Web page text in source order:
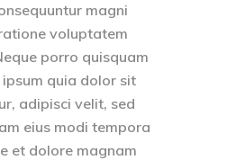
magni
voluptatem
porro quisquam
quia dolor sit
adipisci velit, sed
eius modi tempora
et dolore magnam